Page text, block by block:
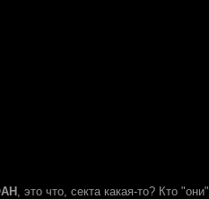
, это что, секта какая-то? Кто